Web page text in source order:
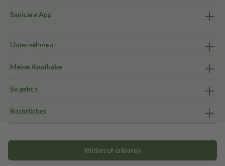
Sanicare App
Unternehmen
Meine Apotheke
So geht's
Rechtliches
Widerruf erklären